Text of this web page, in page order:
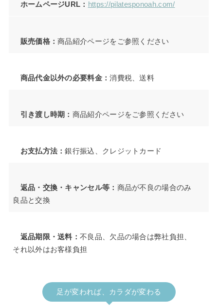
ホームページURL： https://pilatesponoah.com/
販売価格：商品紹介ページをご参照ください
商品代金以外の必要料金：消費税、送料
引き渡し時期： 商品紹介ページをご参照ください
お支払方法：銀行振込、クレジットカード
返品・交換・キャンセル等： 商品が不良の場合のみ
良品と交換
返品期限・送料：不良品、欠品の場合は弊社負担、
それ以外はお客様負担
足が変われば、カラダが変わる